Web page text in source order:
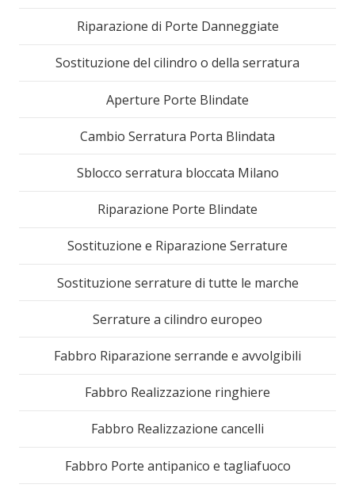
Riparazione di Porte Danneggiate
Sostituzione del cilindro o della serratura
Aperture Porte Blindate
Cambio Serratura Porta Blindata
Sblocco serratura bloccata Milano
Riparazione Porte Blindate
Sostituzione e Riparazione Serrature
Sostituzione serrature di tutte le marche
Serrature a cilindro europeo
Fabbro Riparazione serrande e avvolgibili
Fabbro Realizzazione ringhiere
Fabbro Realizzazione cancelli
Fabbro Porte antipanico e tagliafuoco